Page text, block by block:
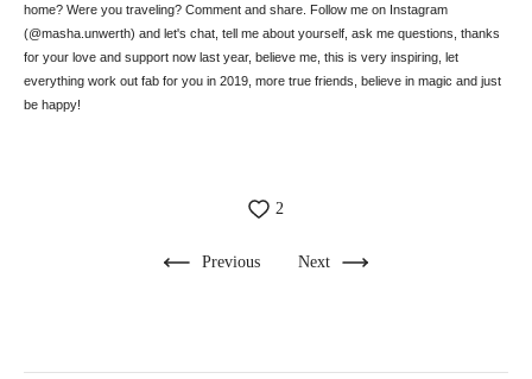
home? Were you traveling? Comment and share. Follow me on Instagram
(@masha.unwerth) and let's chat, tell me about yourself, ask me questions, thanks
for your love and support now last year, believe me, this is very inspiring, let
everything work out fab for you in 2019, more true friends, believe in magic and just
be happy!
2
Previous Next